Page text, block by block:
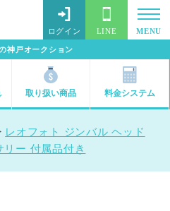
神戸オークション
ログイン LINE MENU
取り扱い商品 料金システム
レオフォト ジンバル ヘッド
ー 付属品付き